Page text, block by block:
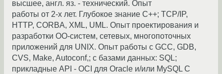
высшее, англ. яз. - технический. Опыт
работы от 2-х лет. Глубокое знание C++; TCP/IP,
HTTP, CORBA, XML, UML. Опыт проектирования и
разработки ОО-систем, сетевых, многопоточных
приложений для UNIX. Опыт работы с GCC, GDB,
CVS, Make, Autoconf,; с базами данных: SQL;
прикладные API - OCI для Oracle и/или MySQL C